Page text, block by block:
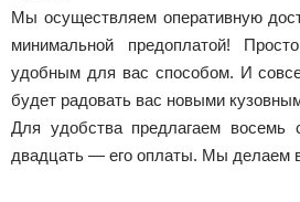
Мы осуществляем оперативную
минимальной предоплатой!
удобным для вас способом. И
будет радовать вас новыми
Для удобства предлагаем восемь
двадцать — его оплаты. Мы делаем